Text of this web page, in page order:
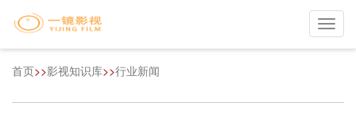
首页>>影视知识库>>行业新闻